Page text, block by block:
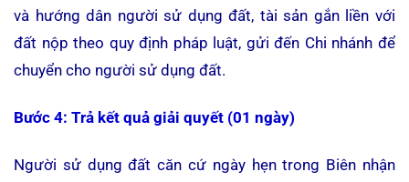
và hướng dân người sử dụng đất, tài sản gắn liền với
đất nộp theo quy định pháp luật, gửi đến Chi nhánh để
chuyển cho người sử dụng đất.
Bước 4: Trả kết quả giải quyết (01 ngày)
Người sử dụng đất căn cứ ngày hẹn trong Biên nhận